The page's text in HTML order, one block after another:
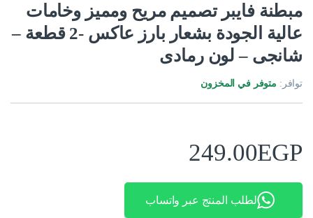
مبطنة فايبر تصميم مريح ومميز وخامات
عالية الجودة بشعار بارز عاكس -2 قطعة –
شانجى – لون رمادى
توافر: متوفر في المخزون
249.00EGP
لطلب المنتج عبر واتساب